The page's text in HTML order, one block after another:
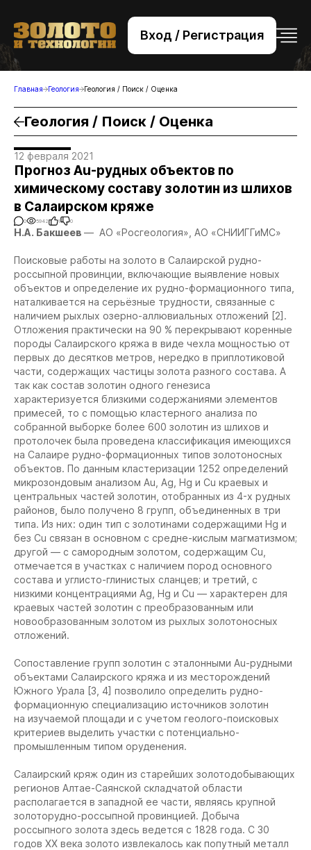
Вход / Регистрация
+7 (495) 221-76-32
bsv@zolteh.ru
Главная Геология Геология / Поиск / Оценка
Геология / Поиск / Оценка
12 февраля 2021
Прогноз Au-рудных объектов по
химическому составу золотин из шлихов
в Салаирском кряже
0 5942 1 0
Н.А. Бакшеев — АО «Росгеология», АО «СНИИГГиМС»
Поисковые работы на золото в Салаирской рудно-
россыпной провинции, включающие выявление новых
объектов и определение их рудно-формационного типа,
наталкивается на серьёзные трудности, связанные с
наличием рыхлых озерно-аллювиальных отложений [2].
Отложения практически на 90 % перекрывают коренные
породы Салаирского кряжа в виде чехла мощностью от
первых до десятков метров, нередко в приплотиковой
части, содержащих частицы золота разного состава. А
так как состав золотин одного генезиса
характеризуется близкими содержаниями элементов
примесей, то с помощью кластерного анализа по
собранной выборке более 600 золотин из шлихов и
протолочек была проведена классификация имеющихся
на Салаире рудно-формационных типов золотоносных
объектов. По данным кластеризации 1252 определений
микрозондовым анализом Au, Ag, Hg и Cu краевых и
центральных частей золотин, отобранных из 4-х рудных
районов, было получено 8 групп, объединенных в три
типа. Из них: один тип с золотинами содержащими Hg и
без Cu связан в основном с средне-кислым магматизмом;
другой — с самородным золотом, содержащим Cu,
отмечается в участках с наличием пород основного
состава и углисто-глинистых сланцев; и третий, с
низкими концентрациями Ag, Hg и Cu — характерен для
краевых частей золотин с преобразованным или
новообразованным золотом из рыхлых золотоносных
отложений.
Сопоставление групп золотин с эталонными Au-рудными
объектами Салаирского кряжа и из месторождений
Южного Урала [3, 4] позволило определить рудно-
формационную специализацию источников золотин
на изучаемой площади и с учетом геолого-поисковых
критериев выделить участки с потенциально-
промышленным типом оруденения.
Салаирский кряж один из старейших золотодобывающих
регионов Алтае-Саянской складчатой области
располагается в западной ее части, являясь крупной
золоторудно-россыпной провинцией. Добыча
россыпного золота здесь ведется с 1828 года. С 30
годов XX века золото извлекалось как попутный металл